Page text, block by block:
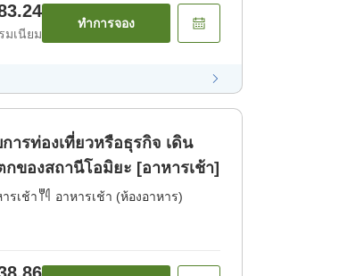
มเนียม
ทำการจอง
ารท่องเที่ยวหรือธุรกิจ เดิน
ของสถานีโอมิยะ [อาหารเช้า]
รเช้า อาหารเช้า (ห้องอาหาร)